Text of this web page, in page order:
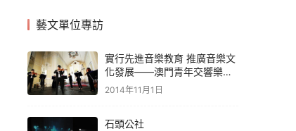
藝文單位專訪
實行先進音樂教育 推廣音樂文
化發展——澳門青年交響樂團
協會
2014年11月1日
石頭公社